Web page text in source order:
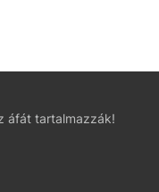
áfát tartalmazzák!